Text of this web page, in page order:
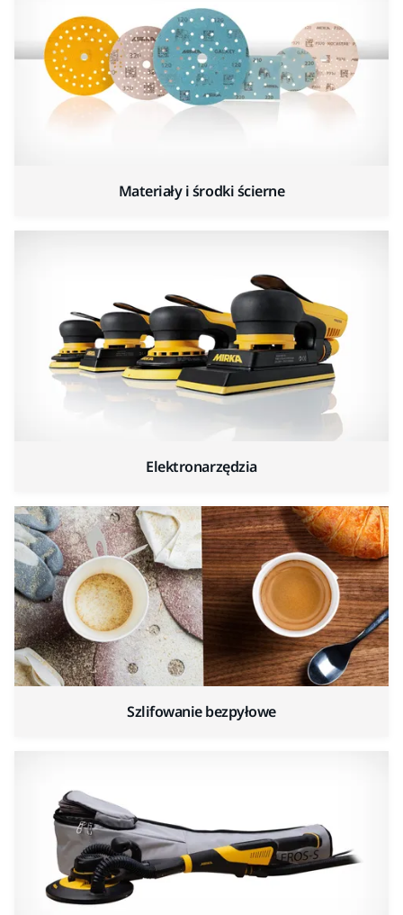
Materiały i środki ścierne
Elektronarzędzia
Szlifowanie bezpyłowe